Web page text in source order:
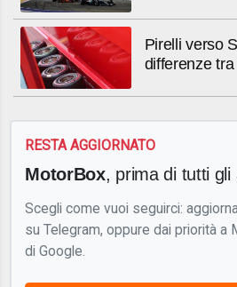
Pirelli verso
differenze
RESTA AGGIORNATO
MotorBox, prima di tutti gli
Scegli come vuoi seguirci:
su Telegram, oppure dai priorità a
di Google.